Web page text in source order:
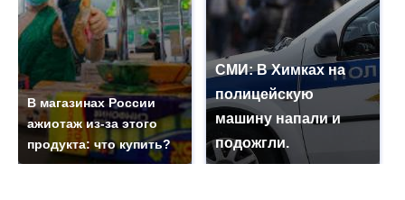
В магазинах России
ажиотаж из-за этого
продукта: что купить?
СМИ: В Химках на
полицейскую
машину напали и
подожгли.